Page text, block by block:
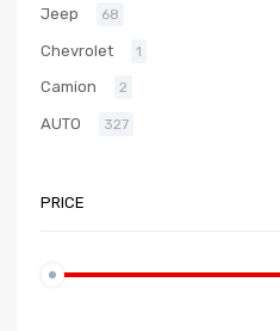
Jeep 68
Chevrolet 1
Camion 2
AUTO 327
PRICE